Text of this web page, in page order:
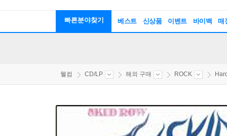
빠른분야찾기 베스트 신상품 이벤트 바이백 매
웰컴 CD/LP 해외 구매 ROCK